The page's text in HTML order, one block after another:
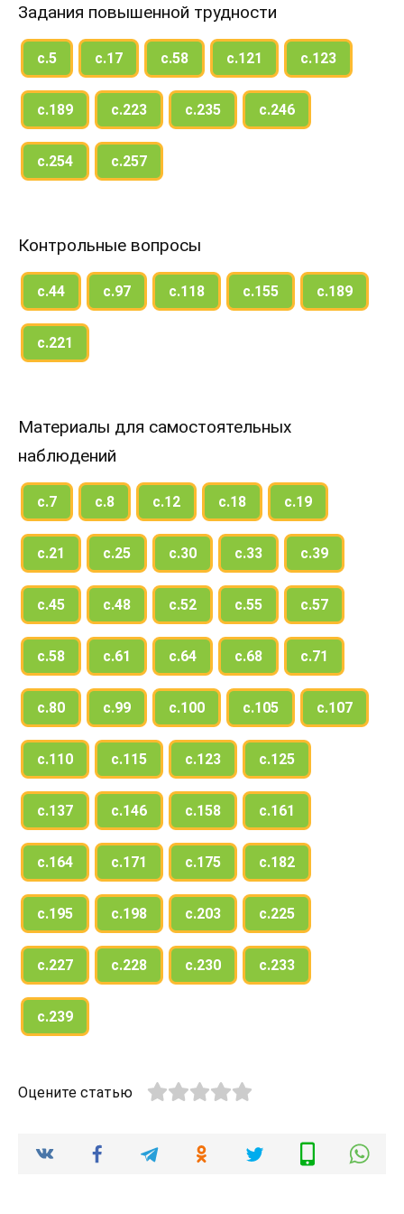
Задания повышенной трудности
с.5 с.17 с.58 с.121 с.123
с.189 с.223 с.235 с.246
с.254 с.257
Контрольные вопросы
с.44 с.97 с.118 с.155 с.189
с.221
Материалы для самостоятельных
наблюдений
с.7 с.8 с.12 с.18 с.19
с.21 с.25 с.30 с.33 с.39
с.45 с.48 с.52 с.55 с.57
с.58 с.61 с.64 с.68 с.71
с.80 с.99 с.100 с.105 с.107
с.110 с.115 с.123 с.125
с.137 с.146 с.158 с.161
с.164 с.171 с.175 с.182
с.195 с.198 с.203 с.225
с.227 с.228 с.230 с.233
с.239
Оцените статью